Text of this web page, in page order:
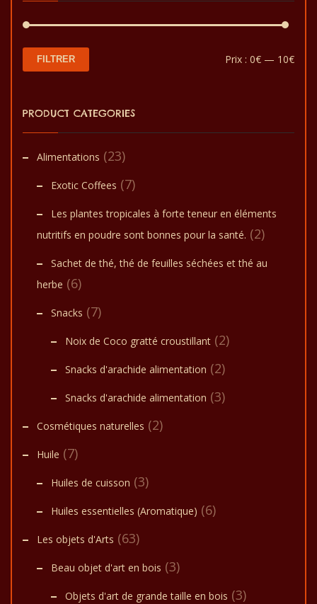
de moringa, d’huile de
karité. Il est doux, naturel
et utile pour tout type de
Prix
Prix
FILTRER Prix : 0€ — 10€
PRODUCT CATEGORIES
Alimentations (23)
Exotic Coffees (7)
Les plantes tropicales à forte teneur en éléments
nutritifs en poudre sont bonnes pour la santé. (2)
Sachet de thé, thé de feuilles séchées et thé au
herbe (6)
Snacks (7)
Noix de Coco gratté croustillant (2)
Snacks d'arachide alimentation (2)
Snacks d'arachide alimentation (3)
Cosmétiques naturelles (2)
Huile (7)
Huiles de cuisson (3)
Huiles essentielles (Aromatique) (6)
Les objets d'Arts (63)
Beau objet d'art en bois (3)
Objets d'art de grande taille en bois (3)